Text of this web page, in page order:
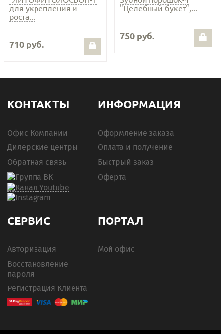
для укрепления и
роста...
710 руб.
"Целебный букет",...
750 руб.
КОНТАКТЫ
Офис Компании
Дилерские центры
Обратная связь
ИНФОРМАЦИЯ
Оформление заказа
Оплата и получение
Быстрый заказ
Оферта
СЕРВИС
Авторизация
Восстановление
пароля
Регистрация Клиента
ПОРТАЛ
Мой офис